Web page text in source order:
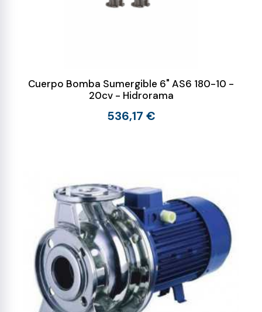
Cuerpo Bomba Sumergible 6" AS6 180-10 -
20cv - Hidrorama
536,17 €